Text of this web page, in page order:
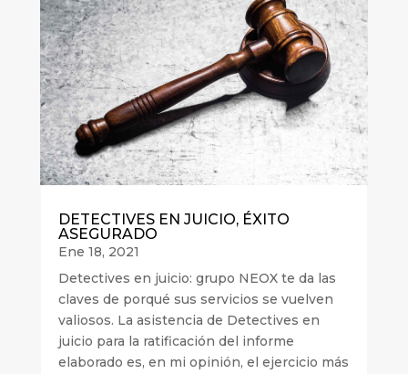
DETECTIVES EN JUICIO, ÉXITO
ASEGURADO
Ene 18, 2021
Detectives en juicio: grupo NEOX te da las
claves de porqué sus servicios se vuelven
valiosos. La asistencia de Detectives en
juicio para la ratificación del informe
elaborado es, en mi opinión, el ejercicio más